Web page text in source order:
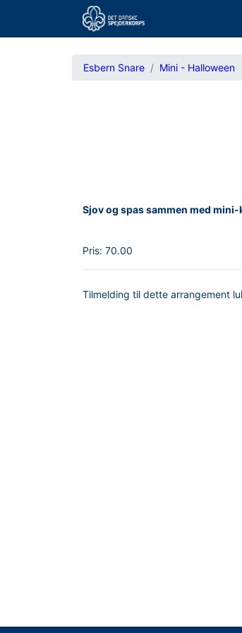
Esbern Snare Mini - Halloween
Sjov og spas sammen med
Pris: 70.00
Tilmelding til dette arrangement